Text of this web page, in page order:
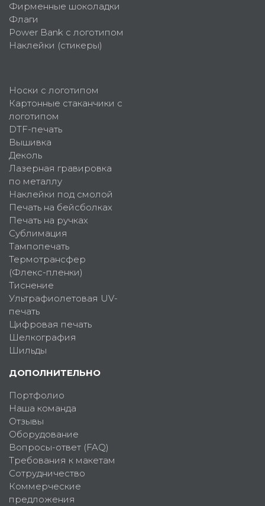
Фирменные шоколадки
Флаги
Power Bank с логотипом
Наклейки (стикеры)
Носки с логотипом
Картонные стаканчики с
логотипом
DTF-печать
Вышивка
Деколь
Лазерная гравировка
по металлу
Наклейки под смолой
Печать на бейсболках
Печать на ручках
Сублимация
Тампопечать
Термотрансфер
(Флекс-пленки)
Тиснение
Ультрафиолетовая UV-
печать
Цифровая печать
Шелкография
Шильды
ДОПОЛНИТЕЛЬНО
Портфолио
Наша команда
Отзывы
Оборудование
Вопросы-ответ (FAQ)
Требования к макетам
Сотрудничество
Коммерческие
предложения